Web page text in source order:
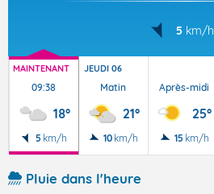
5 km/h
MAINTENANT
09:38
18°
5 km/h
JEUDI 06
Matin
21°
10 km/h
Après-midi
25°
15 km/h
Pluie dans l'heure